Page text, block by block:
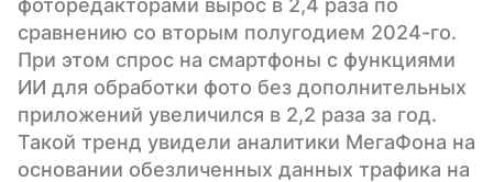
фоторедакторами вырос в 2,4 раза по
сравнению со вторым полугодием 2024-го.
При этом спрос на смартфоны с функциями
ИИ для обработки фото без дополнительных
приложений увеличился в 2,2 раза за год.
Такой тренд увидели аналитики МегаФона на
основании обезличенных данных трафика на